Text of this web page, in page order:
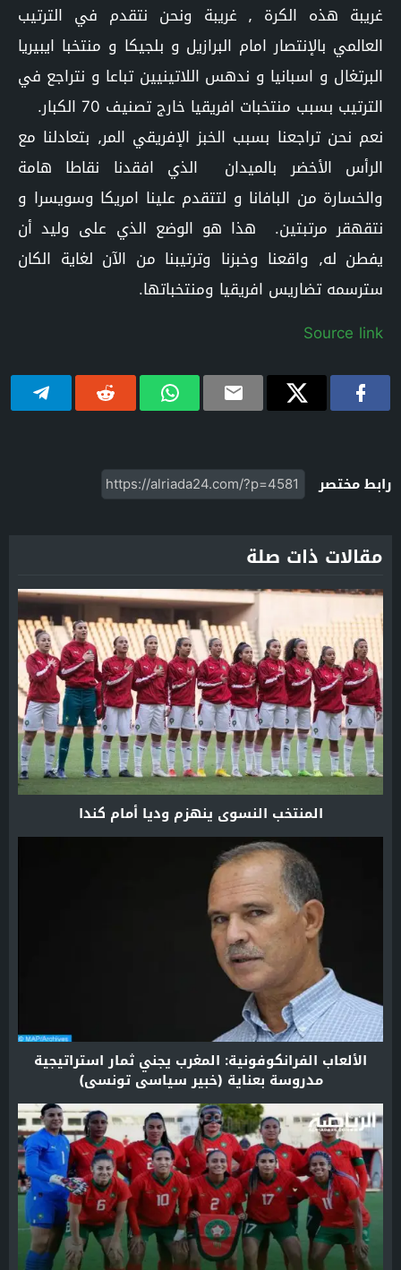
غريبة هذه الكرة ٫ غريبة ونحن نتقدم في الترتيب
العالمي بالإنتصار امام البرازيل و بلجيكا و منتخبا ايبيريا
البرتغال و اسبانيا و ندهس اللاتينيين تباعا و نتراجع في
الترتيب بسبب منتخبات افريقيا خارج تصنيف 70 الكبار.
نعم نحن تراجعنا بسبب الخبز الإفريقي المر٫ بتعادلنا مع
الرأس الأخضر بالميدان الذي افقدنا نقاطا هامة
والخسارة من البافانا و لتتقدم علينا امريكا وسويسرا و
نتقهقر مرتبتين. هذا هو الوضع الذي على وليد أن
يفطن له٫ واقعنا وخبزنا وترتيبنا من الآن لغاية الكان
سترسمه تضاريس افريقيا ومنتخباتها.
Source link
رابط مختصر
مقالات ذات صلة
المنتخب النسوي ينهزم وديا أمام كندا
الألعاب الفرانكوفونية: المغرب يجني ثمار استراتيجية
مدروسة بعناية (خبير سياسي تونسي)